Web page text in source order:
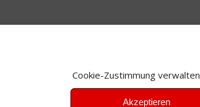
Cookie-Zustimmung verwalten
Akzeptieren